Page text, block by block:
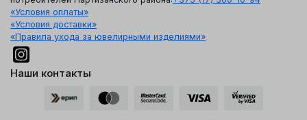
«Условия оплаты»
«Условия доставки»
«Правила ухода за ювелирными изделиями»
Наши контакты